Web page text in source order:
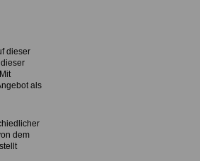
dieser
als
dem